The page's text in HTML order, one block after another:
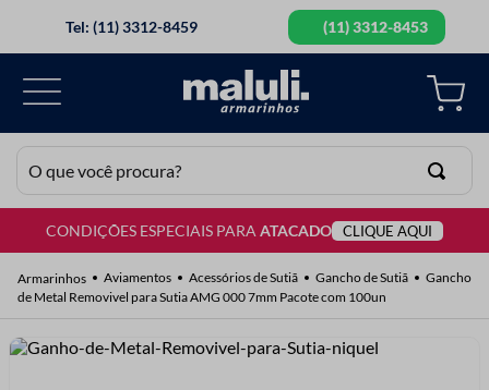
Tel: (11) 3312-8459 (11) 3312-8453
O que você procura?
CONDIÇÕES ESPECIAIS PARAATACADO CLIQUE AQUI
Aviamentos Acessórios de Sutiã Gancho de Sutiã
Gancho
de Metal Removivel para Sutia AMG 000 7mm Pacote com 100un
TERMOS MAIS BUSCADOS
2º
barbante
3º
botão